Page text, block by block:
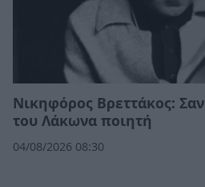
Νικηφόρος Βρεττάκος:
του Λάκωνα ποιητή
04/08/2026 08:30